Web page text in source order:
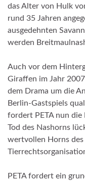
das Alter von Hulk
rund 35 Jahren
ausgedehnten
werden
Auch vor dem
Giraffen im Jahr
dem Drama um die
Berlin-Gastspiels
fordert PETA nun
Tod des Nashorns
wertvollen Horns
PETA fordert ein